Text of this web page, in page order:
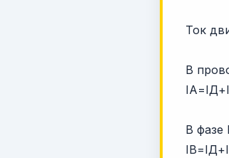
Ток
В
В фазе